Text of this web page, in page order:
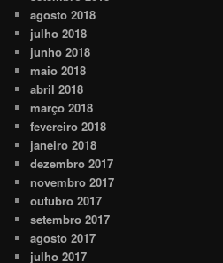
agosto 2018
julho 2018
junho 2018
maio 2018
abril 2018
março 2018
fevereiro 2018
janeiro 2018
dezembro 2017
novembro 2017
outubro 2017
setembro 2017
agosto 2017
julho 2017